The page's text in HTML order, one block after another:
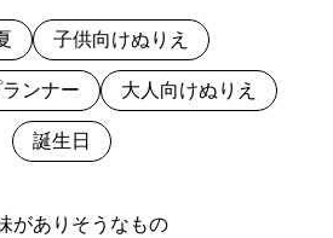
がありそうなもの
子供向けぬりえ
ンナー 大人向けぬりえ
誕生日